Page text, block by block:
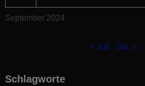
September 2024
« Juli Okt. »
Schlagworte